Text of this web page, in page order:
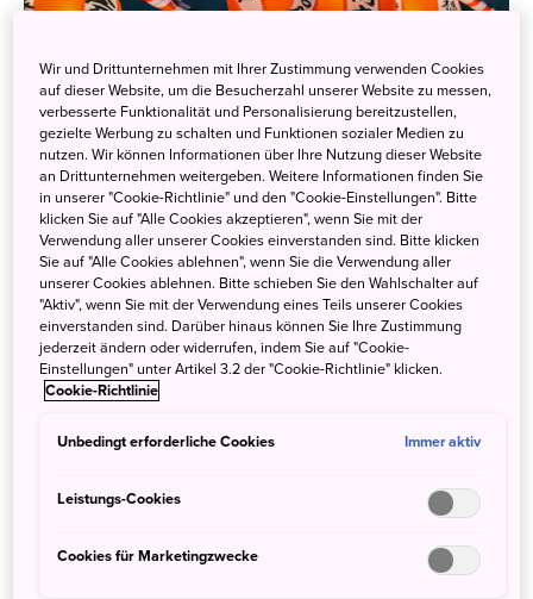
Matsuri von Bellinzona bis Kyoto – Japanische
Festivals im Sommerhoch
18. August 2022 JNTO - Japan National Tourism Organization
Wir und Drittunternehmen mit Ihrer Zustimmung verwenden Cookies
auf dieser Website, um die Besucherzahl unserer Website zu messen,
verbesserte Funktionalität und Personalisierung bereitzustellen,
gezielte Werbung zu schalten und Funktionen sozialer Medien zu
nutzen. Wir können Informationen über Ihre Nutzung dieser Website
an Drittunternehmen weitergeben. Weitere Informationen finden Sie
in unserer "Cookie-Richtlinie" und den "Cookie-Einstellungen". Bitte
klicken Sie auf "Alle Cookies akzeptieren", wenn Sie mit der
Verwendung aller unserer Cookies einverstanden sind. Bitte klicken
Sie auf "Alle Cookies ablehnen", wenn Sie die Verwendung aller
unserer Cookies ablehnen. Bitte schieben Sie den Wahlschalter auf
"Aktiv", wenn Sie mit der Verwendung eines Teils unserer Cookies
einverstanden sind. Darüber hinaus können Sie Ihre Zustimmung
jederzeit ändern oder widerrufen, indem Sie auf "Cookie-
Einstellungen" unter Artikel 3.2 der "Cookie-Richtlinie" klicken.
Cookie-Richtlinie
Unbedingt erforderliche Cookies Immer aktiv
Leistungs-Cookies
Cookies für Marketingzwecke